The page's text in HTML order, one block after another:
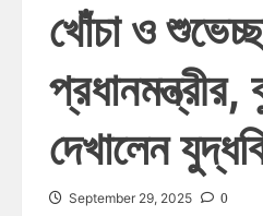
খোঁচা ও
প্রধানমন্ত্রীর,
দেখালেন
September 29, 2025 0